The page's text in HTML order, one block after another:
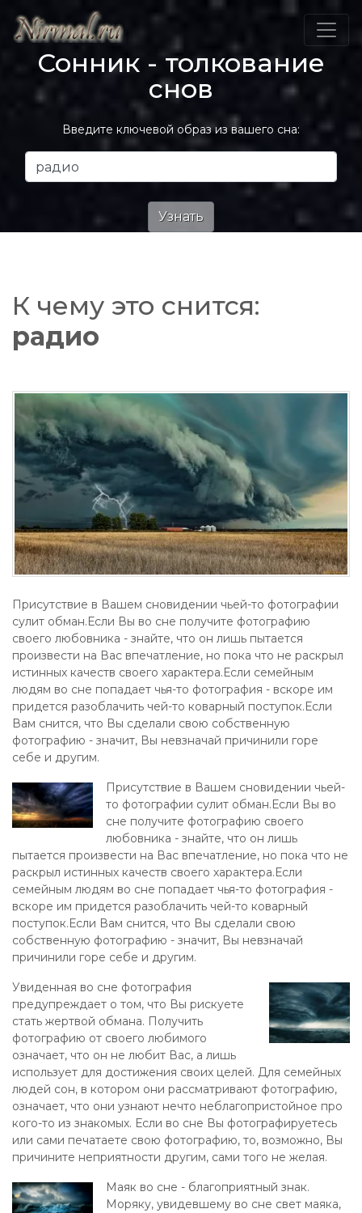
Сонник - толкование
снов
Введите ключевой образ из вашего сна:
К чему это снится:
радио
Присутствие в Вашем сновидении чьей-то фотографии
сулит обман.Если Вы во сне получите фотографию
своего любовника - знайте, что он лишь пытается
произвести на Вас впечатление, но пока что не раскрыл
истинных качеств своего характера.Если семейным
людям во сне попадает чья-то фотография - вскоре им
придется разоблачить чей-то коварный поступок.Если
Вам снится, что Вы сделали свою собственную
фотографию - значит, Вы невзначай причинили горе
себе и другим.
Присутствие в Вашем сновидении чьей-
то фотографии сулит обман.Если Вы во
сне получите фотографию своего
любовника - знайте, что он лишь
пытается произвести на Вас впечатление, но пока что не
раскрыл истинных качеств своего характера.Если
семейным людям во сне попадает чья-то фотография -
вскоре им придется разоблачить чей-то коварный
поступок.Если Вам снится, что Вы сделали свою
собственную фотографию - значит, Вы невзначай
причинили горе себе и другим.
Увиденная во сне фотография
предупреждает о том, что Вы рискуете
стать жертвой обмана. Получить
фотографию от своего любимого
означает, что он не любит Вас, а лишь
использует для достижения своих целей. Для семейных
людей сон, в котором они рассматривают фотографию,
означает, что они узнают нечто неблагопристойное про
кого-то из знакомых. Если во сне Вы фотографируетесь
или сами печатаете свою фотографию, то, возможно, Вы
причините неприятности другим, сами того не желая.
Маяк во сне - благоприятный знак.
Моряку, увидевшему во сне свет маяка,